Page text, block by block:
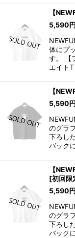
【
5,590円
体にプ
す。 【
エイト
【
5,590円
のグラ
下ろし
バック
【
[初回限
5,590円
のグラ
下ろし
バック